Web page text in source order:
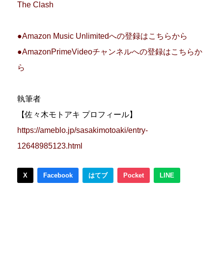
The Clash
●Amazon Music Unlimitedへの登録はこちらから
●AmazonPrimeVideoチャンネルへの登録はこちらか
ら
執筆者
【佐々木モトアキ プロフィール】
https://ameblo.jp/sasakimotoaki/entry-
12648985123.html
X Facebook はてブ Pocket LINE